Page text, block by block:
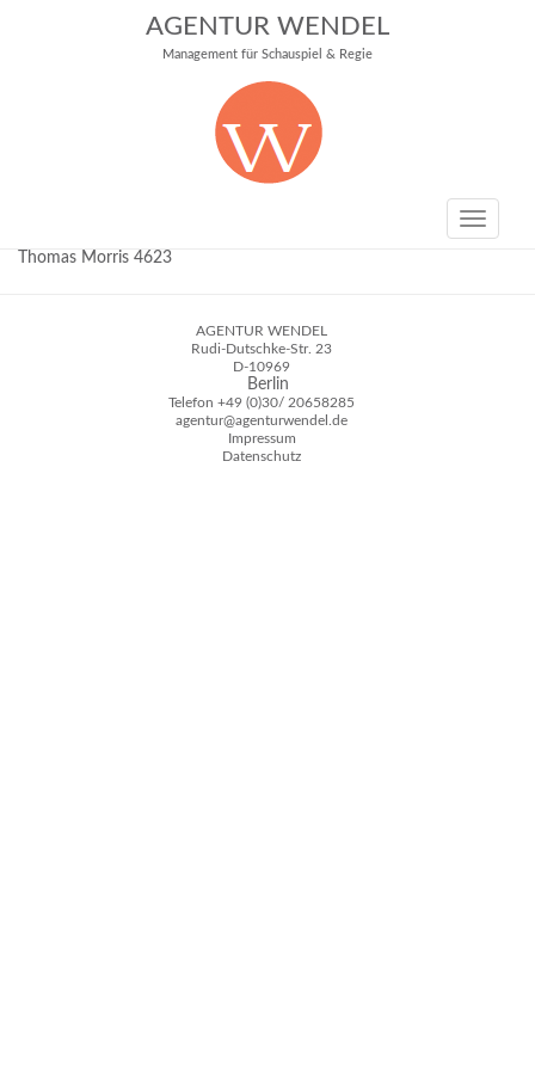
AGENTUR WENDEL
Management für Schauspiel & Regie
Toggle
Thomas Morris 4623
AGENTUR WENDEL
Rudi-Dutschke-Str. 23
D-10969
Berlin
Telefon +49 (0)30/ 20658285
agentur@agenturwendel.de
Impressum
Datenschutz